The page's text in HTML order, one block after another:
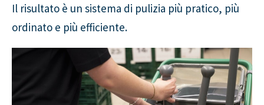
Il risultato è un sistema di pulizia più pratico, più
ordinato e più efficiente.